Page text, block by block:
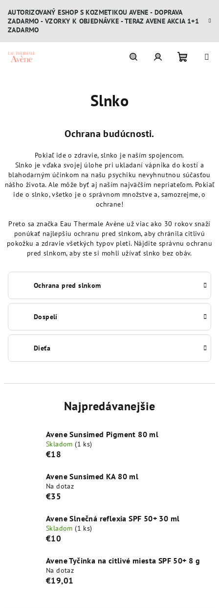
obsah
AUTORIZOVANÝ ESHOP S KOZMETIKOU AVENE - DOPRAVA
ZADARMO - VZORKY K OBJEDNÁVKE - TERAZ AVENE AKCIA 1+1
ZADARMO
Slnko
Ochrana budúcnosti.
Pokiaľ ide o zdravie, slnko je naším spojencom.
Slnko je vďaka svojej úlohe pri ukladaní vápnika do kostí a
blahodarným účinkom na našu psychiku nevyhnutnou súčasťou
nášho života. Ale môže byť aj naším najväčším nepriateľom. Pokiaľ
ide o slnko, všetko je o správnom množstve a, samozrejme, o
ochrane!
Preto sa značka Eau Thermale Avène už viac ako 30 rokov snaží
ponúkať najlepšiu ochranu pred slnkom, aby chránila citlivú
pokožku a zdravie všetkých typov pleti. Nájdite správnu ochranu
pred slnkom, aby ste si mohli užívať slnko bez obáv.
Ochrana pred slnkom
Dospelí
Dieťa
Najpredávanejšie
Avene Sunsimed Pigment 80 ml
Skladom(1 ks)
€18
Avene Sunsimed KA 80 ml
Na dotaz
€35
Avene Slnečná reflexia SPF 50+ 30 ml
Skladom(1 ks)
€10
Avene Tyčinka na citlivé miesta SPF 50+ 8 g
Na dotaz
€19,01